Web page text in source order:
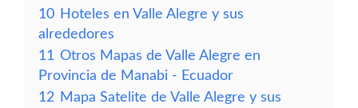
10 Hoteles en Valle Alegre y sus
alrededores
11 Otros Mapas de Valle Alegre en
Provincia de Manabi - Ecuador
12 Mapa Satelite de Valle Alegre y sus